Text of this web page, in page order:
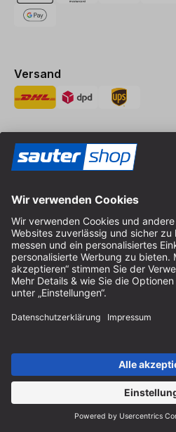
Versand
Kontakt
Fachberatung
+49 (0) 8152 92898-80
info@sautershop.de
Service-Hotline
+49 (0) 8152 92898-81
info@sautershop.de
08:30 - 12:30 Uhr & 14:00 - 16:30 Uhr
Anschrift
Store / Ladengeschäft